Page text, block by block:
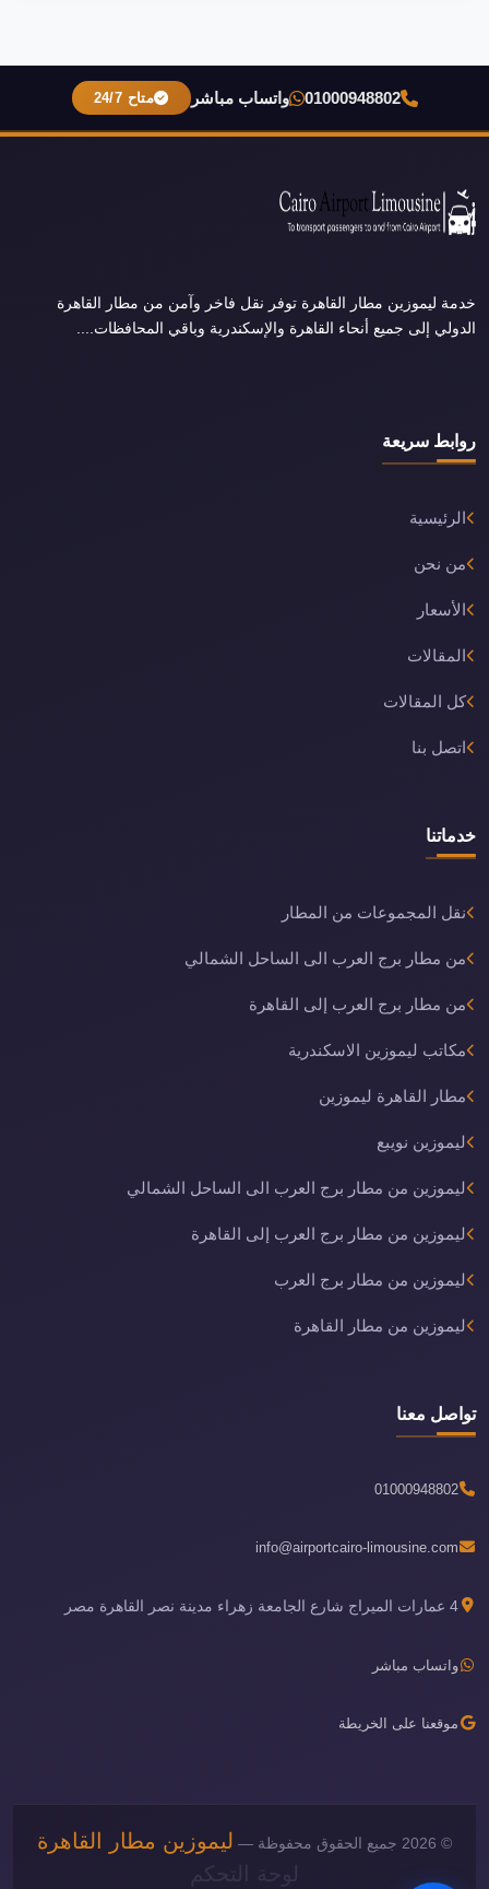
01000948802 واتساب مباشر متاح 24/7
خدمة ليموزين مطار القاهرة توفر نقل فاخر وآمن من مطار القاهرة
الدولي إلى جميع أنحاء القاهرة والإسكندرية وباقي المحافظات....
روابط سريعة
الرئيسية
من نحن
الأسعار
المقالات
كل المقالات
اتصل بنا
خدماتنا
نقل المجموعات من المطار
من مطار برج العرب الى الساحل الشمالي
من مطار برج العرب إلى القاهرة
مكاتب ليموزين الاسكندرية
مطار القاهرة ليموزين
ليموزين نويبع
ليموزين من مطار برج العرب الى الساحل الشمالي
ليموزين من مطار برج العرب إلى القاهرة
ليموزين من مطار برج العرب
ليموزين من مطار القاهرة
تواصل معنا
01000948802
info@airportcairo-limousine.com
4 عمارات الميراج شارع الجامعة زهراء مدينة نصر القاهرة مصر
واتساب مباشر
موقعنا على الخريطة
© 2026 جميع الحقوق محفوظة —
ليموزين مطار القاهرة